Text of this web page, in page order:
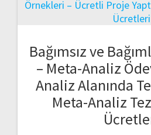
Bağımsız ve
– Meta-Analiz
Analiz Alanında
Meta-Analiz